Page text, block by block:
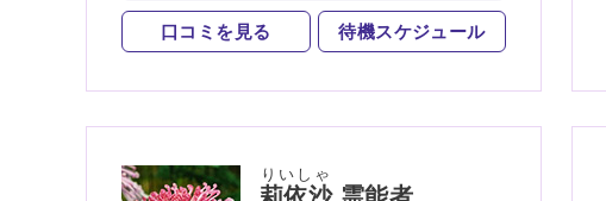
口コミを見る 待機スケジュール
りいしゃ